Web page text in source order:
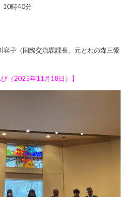
10時40分
子（国際交流課課長、元とわの森三愛
び（2025年11月18日）】